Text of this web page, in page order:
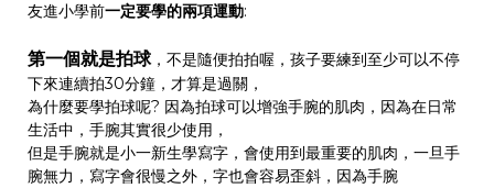
友進小學前一定要學的兩項運動:
第一個就是拍球，不是隨便拍拍喔，孩子要練到至少可以不停
下來連續拍30分鐘，才算是過關，
為什麼要學拍球呢? 因為拍球可以增強手腕的肌肉，因為在日常
生活中，手腕其實很少使用，
但是手腕就是小一新生學寫字，會使用到最重要的肌肉，一旦手
腕無力，寫字會很慢之外，字也會容易歪斜，因為手腕